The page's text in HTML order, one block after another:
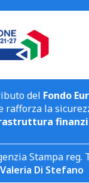
del Fondo
rafforza la
Stampa
Valeria Di Stefano